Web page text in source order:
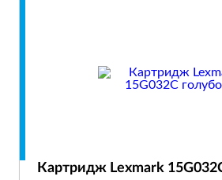
Картридж Lexmark